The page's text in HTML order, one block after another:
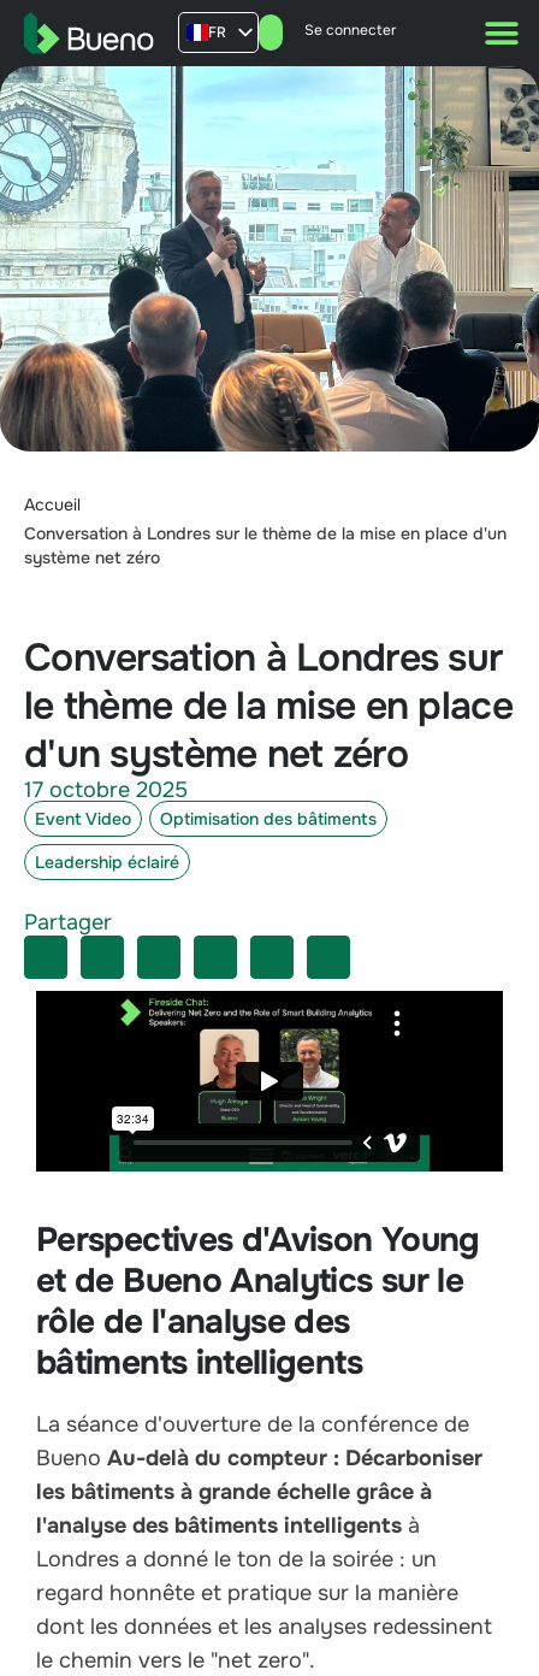
FR
AU
US
Se connecter
Accueil
Conversation à Londres sur le thème de la mise en place d'un
système net zéro
Conversation à Londres sur
le thème de la mise en place
d'un système net zéro
Perspectives d'Avison Young
et de Bueno Analytics sur le
rôle de l'analyse des
bâtiments intelligents
La séance d'ouverture de la conférence de
Bueno Au-delà du compteur : Décarboniser
les bâtiments à grande échelle grâce à
l'analyse des bâtiments intelligents à
Londres a donné le ton de la soirée : un
regard honnête et pratique sur la manière
dont les données et les analyses redessinent
le chemin vers le "net zero".
17 octobre 2025
Event Video
Optimisation des bâtiments
Leadership éclairé
Partager